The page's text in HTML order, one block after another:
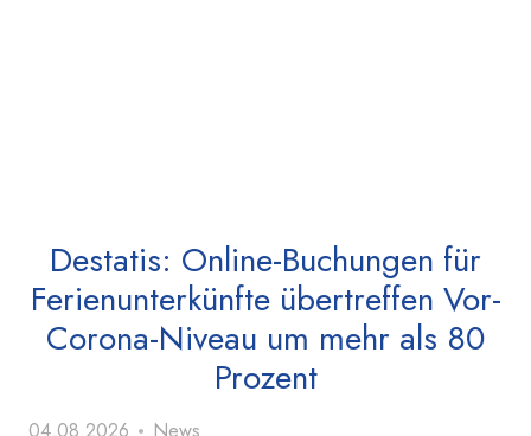
Destatis: Online-Buchungen für
Ferienunterkünfte übertreffen Vor-
Corona-Niveau um mehr als 80
Prozent